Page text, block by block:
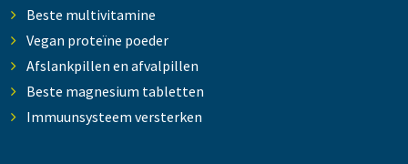
Beste multivitamine
Vegan proteïne poeder
Afslankpillen en afvalpillen
Beste magnesium tabletten
Immuunsysteem versterken